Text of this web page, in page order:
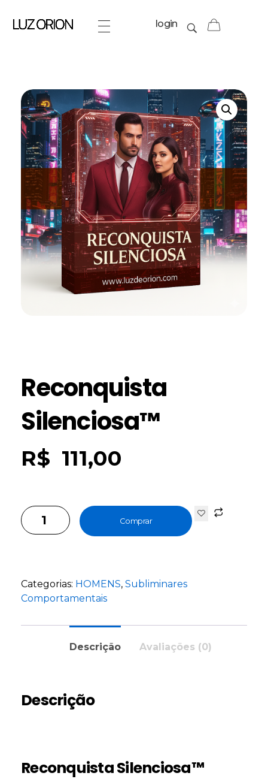
login
Reconquista
Silenciosa™
R$ 111,00
Comprar
Categorias: HOMENS, Subliminares
Comportamentais
Descrição Avaliações (0)
Descrição
Reconquista Silenciosa™